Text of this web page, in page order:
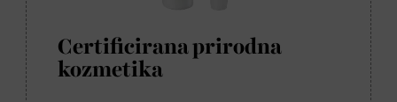
Certificirana prirodna
kozmetika